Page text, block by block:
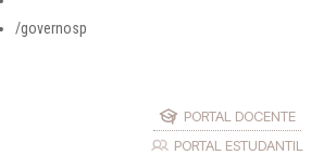
/governosp
PORTAL DOCENTE
PORTAL ESTUDANTIL